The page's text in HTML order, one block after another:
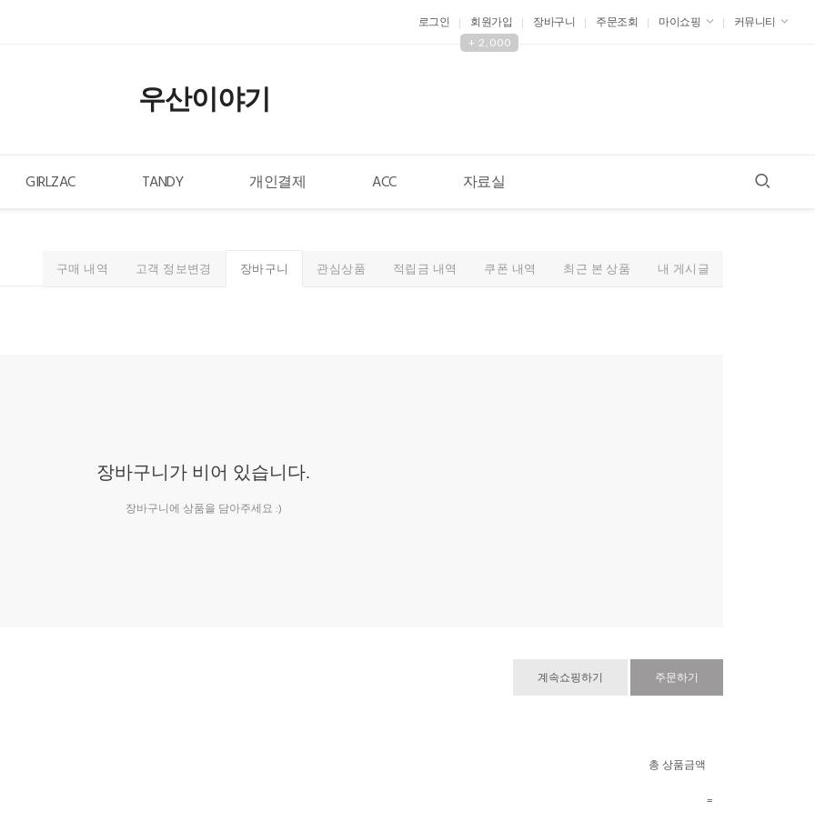
로그인 회원가입
+ 2,000
장바구니 주문조회 마이쇼핑 커뮤니티
우산이야기
GIRLZAC TANDY 개인결제 ACC 자료실
구매 내역 고객 정보변경 장바구니 관심상품 적립금 내역 쿠폰 내역 최근 본 상품 내 게시글
장바구니가 비어 있습니다.
장바구니에 상품을 담아주세요 :)
계속쇼핑하기 주문하기
총 상품금액
=